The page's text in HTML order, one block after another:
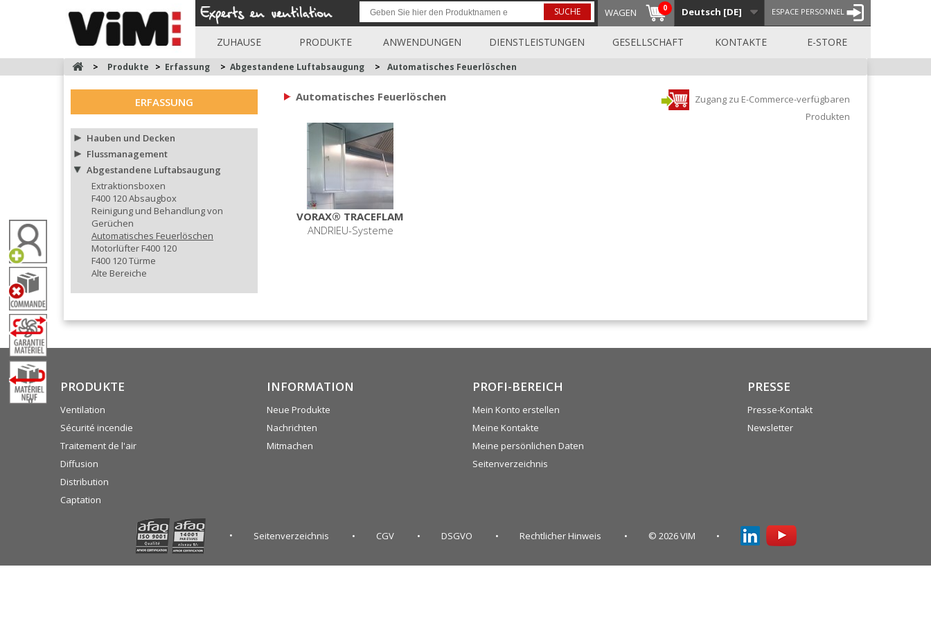
ESPACE PERSONNEL
Deutsch [DE]
WAGEN 0
SUCHE
ZUHAUSE PRODUKTE ANWENDUNGEN DIENSTLEISTUNGEN GESELLSCHAFT KONTAKTE E-STORE
0
> Produkte > Erfassung > Abgestandene Luftabsaugung > Automatisches Feuerlöschen
ERFASSUNG
Hauben und Decken
Flussmanagement
Abgestandene Luftabsaugung
Extraktionsboxen
F400 120 Absaugbox
Reinigung und Behandlung von
Gerüchen
Automatisches Feuerlöschen
Motorlüfter F400 120
F400 120 Türme
Alte Bereiche
Automatisches Feuerlöschen
Zugang zu E-Commerce-verfügbaren
Produkten
VORAX® TRACEFLAM
ANDRIEU-Systeme
PRODUKTE
Ventilation
Sécurité incendie
Traitement de l'air
Diffusion
Distribution
Captation
INFORMATION
Neue Produkte
Nachrichten
Mitmachen
PROFI-BEREICH
Mein Konto erstellen
Meine Kontakte
Meine persönlichen Daten
Seitenverzeichnis
PRESSE
Presse-Kontakt
Newsletter
Seitenverzeichnis CGV DSGVO Rechtlicher Hinweis © 2026 VIM